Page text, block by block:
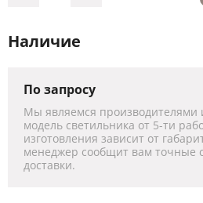
Наличие
По запросу
Мы являемся производителями
модель светильника от 5-ти
изготовления зависит от
менеджер сообщит вам точные
доставки.